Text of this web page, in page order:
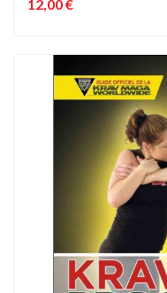
12,00 €